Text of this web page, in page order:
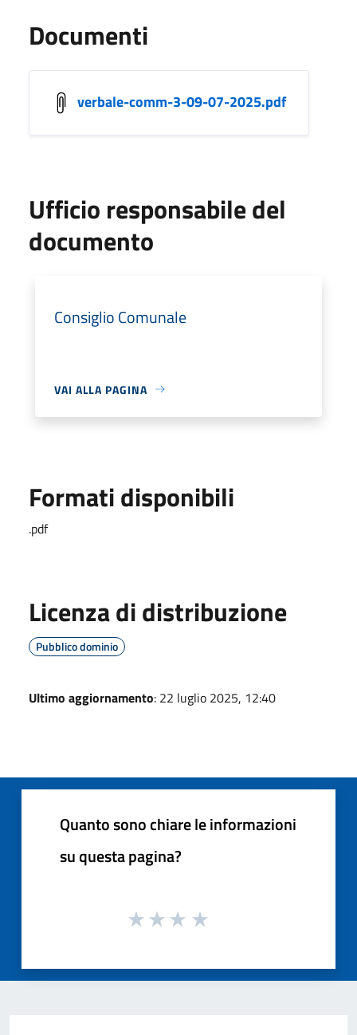
Documenti
verbale-comm-3-09-07-2025.pdf
Ufficio responsabile del
documento
Consiglio Comunale
VAI ALLA PAGINA
Formati disponibili
.pdf
Licenza di distribuzione
Pubblico dominio
Ultimo aggiornamento: 22 luglio 2025, 12:40
Quanto sono chiare le informazioni
su questa pagina?